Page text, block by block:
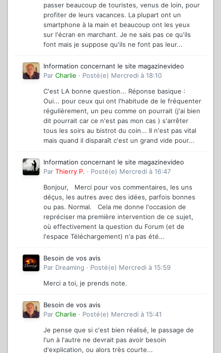
passer beaucoup de touristes, venus de loin, pour
profiter de leurs vacances. La plupart ont un
smartphone à la main et beaucoup ont les yeux
sur l'écran en marchant. Je ne sais pas ce qu'ils
font mais je suppose qu'ils ne font pas leur...
Information concernant le site magazinevideo
Par Charlie · Posté(e) Mercredi à 18:10
C'est LA bonne question... Réponse basique :
Oui... pour ceux qui ont l'habitude de le fréquenter
régulièrement, un peu comme on pourrait (j'ai bien
dit pourrait car ce n'est pas mon cas ) s'arrêter
tous les soirs au bistrot du coin... Il n'est pas vital
mais quand il disparaît c'est un grand vide pour...
Information concernant le site magazinevideo
Par Thierry P. · Posté(e) Mercredi à 16:47
Bonjour, Merci pour vos commentaires, les uns
déçus, les autres avec des idées, parfois bonnes
ou pas. Normal. Cela me donne l'occasion de
repréciser ma première intervention de ce sujet,
où effectivement la question du Forum (et de
l'espace Téléchargement) n'a pas été...
Besoin de vos avis
Par Dreaming · Posté(e) Mercredi à 15:59
Merci a toi, je prends note.
Besoin de vos avis
Par Charlie · Posté(e) Mercredi à 15:41
Je pense que si c'est bien réalisé, le passage de
l'un à l'autre ne devrait pas avoir besoin
d'explication, ou alors très courte...